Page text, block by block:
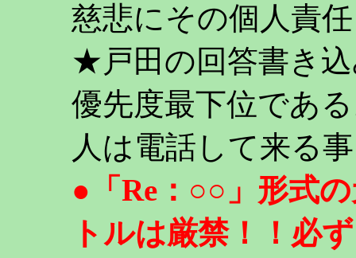
慈悲にその個人責
★戸田の回答書き
優先度最下位であ
人は電話して来る
●「Re：○○」形式
トルは厳禁！！必